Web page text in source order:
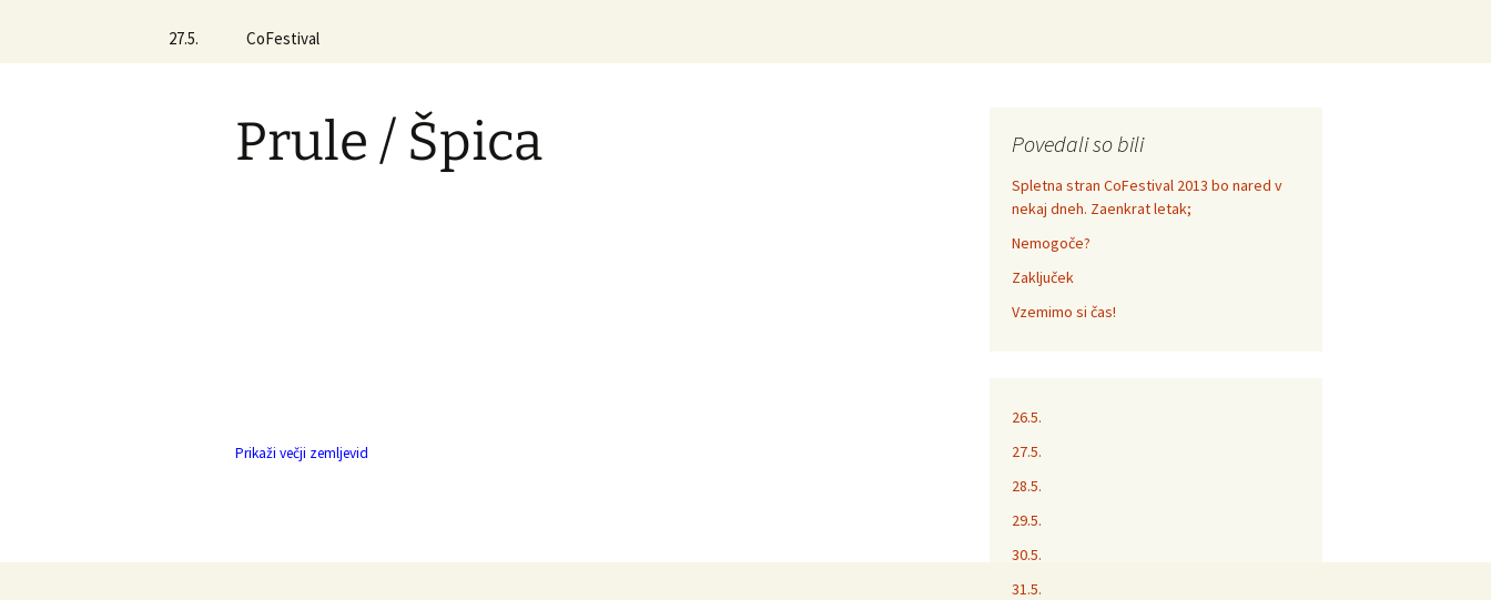
27.5. CoFestival
Prule / Špica
Prikaži večji zemljevid
Povedali so bili
Spletna stran CoFestival 2013 bo nared v
nekaj dneh. Zaenkrat letak;
Nemogoče?
Zaključek
Vzemimo si čas!
26.5.
27.5.
28.5.
29.5.
30.5.
31.5.